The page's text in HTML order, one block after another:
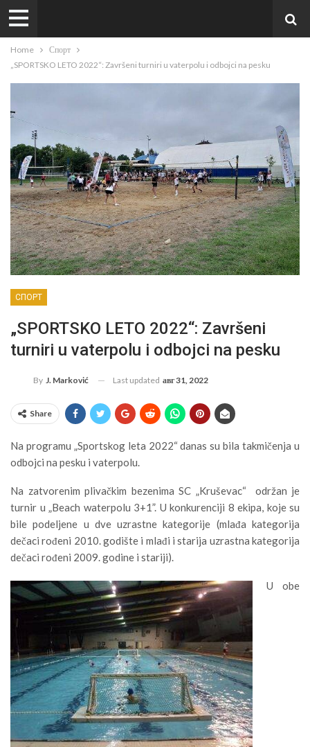
Home
Спорт
„SPORTSKO LETO 2022“: Završeni turniri u vaterpolu i odbojci na pesku
СПОРТ
„SPORTSKO LETO 2022“: Završeni
turniri u vaterpolu i odbojci na pesku
By J. Marković Last updated авг 31, 2022
Share
Na programu „Sportskog leta 2022“ danas su bila takmičenja u
odbojci na pesku i vaterpolu.
Na zatvorenim plivačkim bezenima SC „Kruševac“ održan je
turnir u „Beach waterpolu 3+1”. U konkurenciji 8 ekipa, koje su
bile podeljene u dve uzrastne kategorije (mlađa kategorija
dečaci rođeni 2010. godište i mlađi i starija uzrastna kategorija
dečaci rođeni 2009. godine i stariji).
U obe